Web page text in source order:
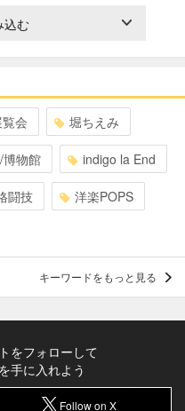
込む
会 堀ちえみ
博物館 indigo la End
闘技 洋楽POPS
キーワードをもっと見る
をフォローして
手に入れよう
Follow on X